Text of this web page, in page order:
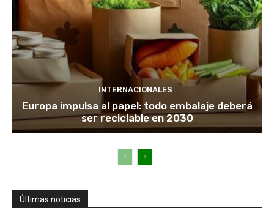
INTERNACIONALES
Europa impulsa al papel: todo embalaje deberá
ser reciclable en 2030
Últimas noticias